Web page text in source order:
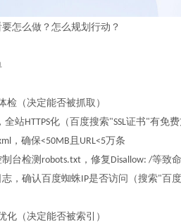
怎么做？怎么规划行动？
检（决定能否被抓取）
全站HTTPS化（百度搜索"SSL证书"有免费
，确保<50MB 且 URL<5万条
台检测 robots.txt，修复 Disallow: /等致
，确认百度蜘蛛IP是否访问（搜索" 百
化（决定能否被索引）